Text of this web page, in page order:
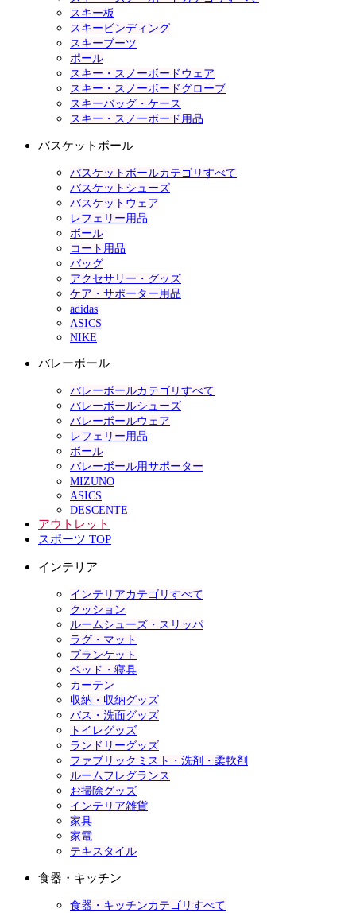
スキー板
スキービンディング
スキーブーツ
ポール
スキー・スノーボードウェア
スキー・スノーボードグローブ
スキーバッグ・ケース
スキー・スノーボード用品
バスケットボール
バスケットボールカテゴリすべて
バスケットシューズ
バスケットウェア
レフェリー用品
ボール
コート用品
バッグ
アクセサリー・グッズ
ケア・サポーター用品
adidas
ASICS
NIKE
バレーボール
バレーボールカテゴリすべて
バレーボールシューズ
バレーボールウェア
レフェリー用品
ボール
バレーボール用サポーター
MIZUNO
ASICS
DESCENTE
アウトレット
スポーツ TOP
インテリア
インテリアカテゴリすべて
クッション
ルームシューズ・スリッパ
ラグ・マット
ブランケット
ベッド・寝具
カーテン
収納・収納グッズ
バス・洗面グッズ
トイレグッズ
ランドリーグッズ
ファブリックミスト・洗剤・柔軟剤
ルームフレグランス
お掃除グッズ
インテリア雑貨
家具
家電
テキスタイル
食器・キッチン
食器・キッチンカテゴリすべて